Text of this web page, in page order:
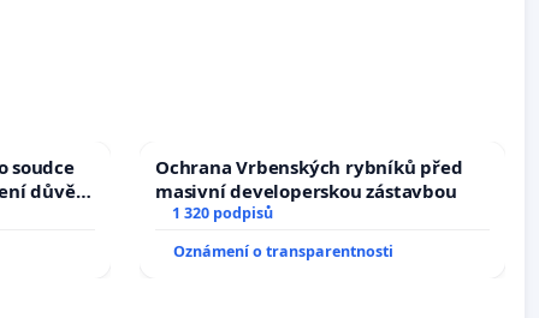
soudce
důvěry
Ochrana Vrbenských rybníků před
masivní developerskou zástavbou
1 320 podpisů
Oznámení o transparentnosti